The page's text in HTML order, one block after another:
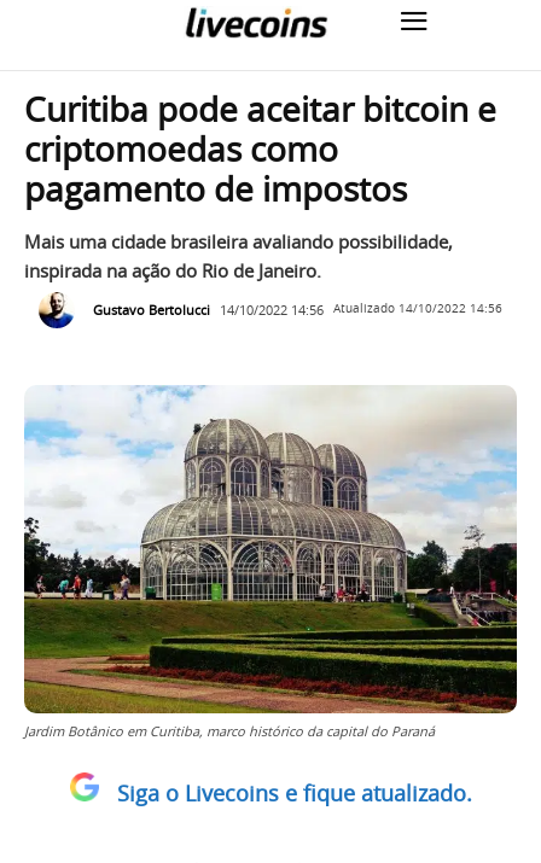
Curitiba pode aceitar bitcoin e
criptomoedas como
pagamento de impostos
Mais uma cidade brasileira avaliando possibilidade,
inspirada na ação do Rio de Janeiro.
Gustavo Bertolucci 14/10/2022 14:56 Atualizado 14/10/2022 14:56
Jardim Botânico em Curitiba, marco histórico da capital do Paraná
Siga o Livecoins e fique atualizado.